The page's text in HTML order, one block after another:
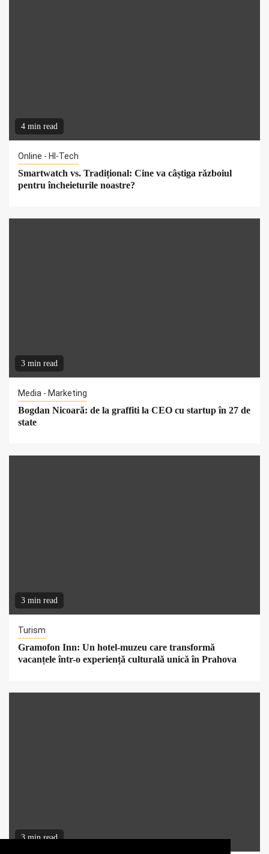
4 min read
Online - HI-Tech
Smartwatch vs. Tradițional: Cine va câștiga războiul
pentru încheieturile noastre?
3 min read
Media - Marketing
Bogdan Nicoară: de la graffiti la CEO cu startup în 27 de
state
3 min read
Turism
Gramofon Inn: Un hotel-muzeu care transformă
vacanțele într-o experiență culturală unică în Prahova
3 min read